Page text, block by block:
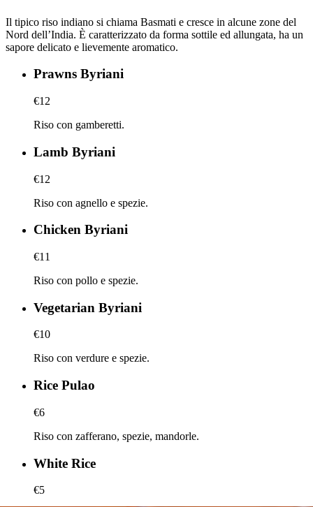
Il tipico riso indiano si chiama Basmati e cresce in alcune zone del
Nord dell’India. È caratterizzato da forma sottile ed allungata, ha un
sapore delicato e lievemente aromatico.
Prawns Byriani
€12
Riso con gamberetti.
Lamb Byriani
€12
Riso con agnello e spezie.
Chicken Byriani
€11
Riso con pollo e spezie.
Vegetarian Byriani
€10
Riso con verdure e spezie.
Rice Pulao
€6
Riso con zafferano, spezie, mandorle.
White Rice
€5